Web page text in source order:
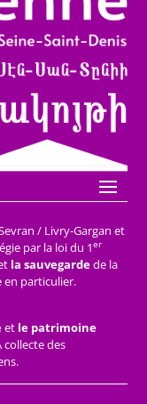
/ Livry-Gargan et
par la loi du 1er
la sauvegardede la
en particulier.
et le patrimoine
des